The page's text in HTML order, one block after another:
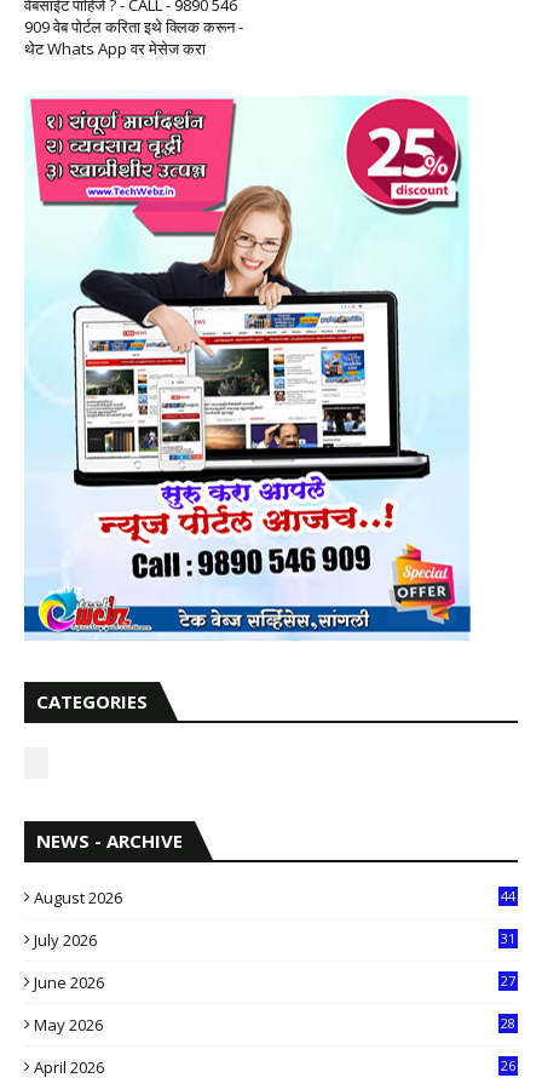
वेबसाईट पाहिजे ? - CALL - 9890 546
909 वेब पोर्टल करिता इथे क्लिक करून -
थेट Whats App वर मेसेज करा
CATEGORIES
NEWS - ARCHIVE
August 2026 44
July 2026
31
June 2026
27
May 2026
28
April 2026
26